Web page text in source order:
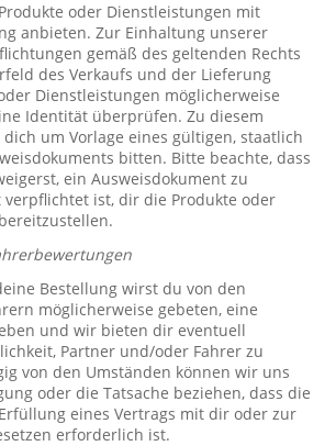
oder Dienstleistungen mit
anbieten. Zur Einhaltung unserer
gemäß des geltenden Rechts
des Verkaufs und der Lieferung
Dienstleistungen möglicherweise
Identität überprüfen. Zu diesem
um Vorlage eines gültigen, staatlich
bitten. Bitte beachte, dass
ein Ausweisdokument zu
ist, dir die Produkte oder
Bestellung wirst du von den
möglicherweise gebeten, eine
und wir bieten dir eventuell
Partner und/oder Fahrer zu
von den Umständen können wir uns
oder die Tatsache beziehen, dass die
eines Vertrags mit dir oder zur
erforderlich ist.